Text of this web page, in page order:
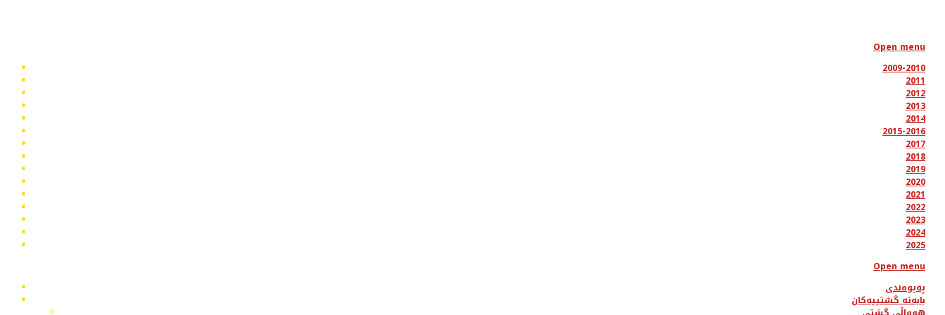
Open menu
2009-2010
2011
2012
2013
2014
2015-2016
2017
2018
2019
2020
2021
2022
2023
2024
2025
Open menu
پەیوەندی
بابەتە گشتییەکان